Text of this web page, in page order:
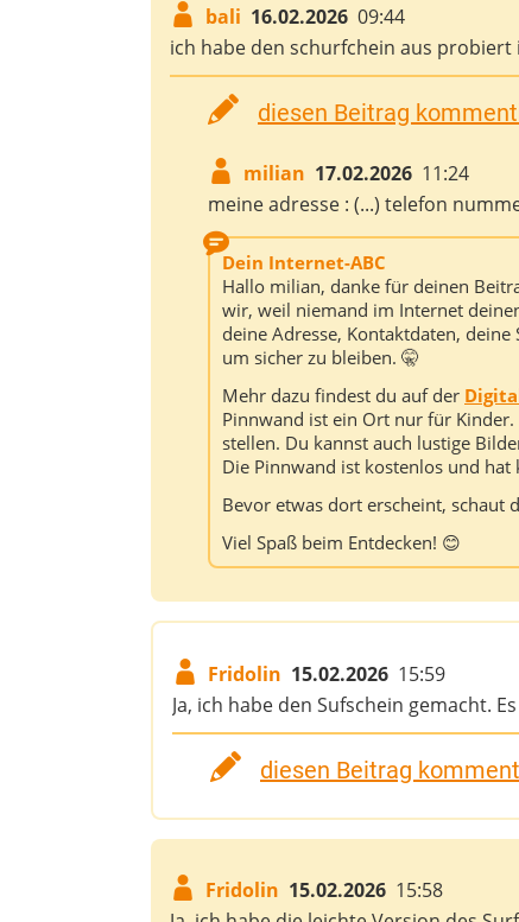
bali 16.02.2026 09:44
ich habe den schurfchein aus
diesen Beitrag
milian 17.02.2026 11:24
meine adresse : (...) telefon
Dein Internet-ABC
Hallo milian, danke für deinen
wir, weil niemand im Internet
deine Adresse, Kontaktdaten,
um sicher zu bleiben. 🤫
Mehr dazu findest du auf der
Pinnwand ist ein Ort nur für
stellen. Du kannst auch lustige
Die Pinnwand ist kostenlos und hat
Bevor etwas dort erscheint, schaut
Viel Spaß beim Entdecken! 😊
Fridolin 15.02.2026 15:59
Ja, ich habe den Sufschein gemacht.
diesen Beitrag
Fridolin 15.02.2026 15:58